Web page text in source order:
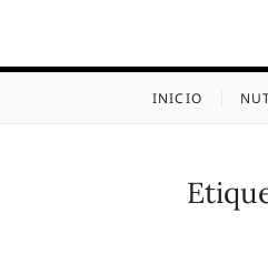
INICIO